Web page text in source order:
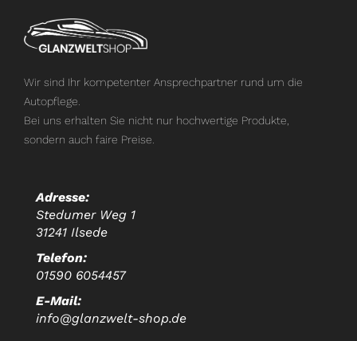
Wir sind Ihr kompetenter Ansprechpartner rund um die
Autopflege.
Bei uns erhalten Sie nicht nur hochwertige Produkte,
sondern auch faire Preise.
Adresse:
Stedumer Weg 1
31241 Ilsede
Telefon:
01590 6054457
E-Mail:
info@glanzwelt-shop.de